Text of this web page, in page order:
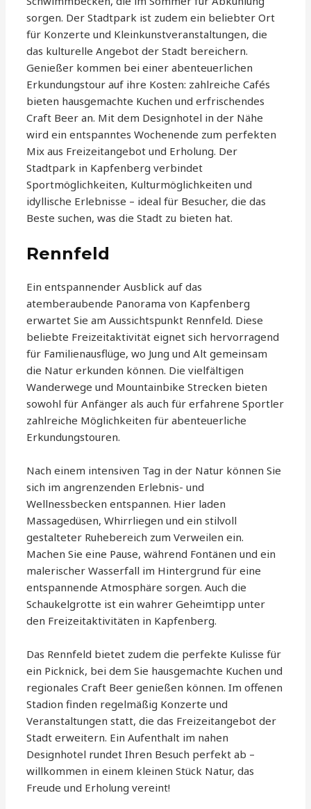
sorgen. Der Stadtpark ist zudem ein beliebter Ort
für Konzerte und Kleinkunstveranstaltungen, die
das kulturelle Angebot der Stadt bereichern.
Genießer kommen bei einer abenteuerlichen
Erkundungstour auf ihre Kosten: zahlreiche Cafés
bieten hausgemachte Kuchen und erfrischendes
Craft Beer an. Mit dem Designhotel in der Nähe
wird ein entspanntes Wochenende zum perfekten
Mix aus Freizeitangebot und Erholung. Der
Stadtpark in Kapfenberg verbindet
Sportmöglichkeiten, Kulturmöglichkeiten und
idyllische Erlebnisse – ideal für Besucher, die das
Beste suchen, was die Stadt zu bieten hat.
Rennfeld
Ein entspannender Ausblick auf das
atemberaubende Panorama von Kapfenberg
erwartet Sie am Aussichtspunkt Rennfeld. Diese
beliebte Freizeitaktivität eignet sich hervorragend
für Familienausflüge, wo Jung und Alt gemeinsam
die Natur erkunden können. Die vielfältigen
Wanderwege und Mountainbike Strecken bieten
sowohl für Anfänger als auch für erfahrene Sportler
zahlreiche Möglichkeiten für abenteuerliche
Erkundungstouren.
Nach einem intensiven Tag in der Natur können Sie
sich im angrenzenden Erlebnis- und
Wellnessbecken entspannen. Hier laden
Massagedüsen, Whirrliegen und ein stilvoll
gestalteter Ruhebereich zum Verweilen ein.
Machen Sie eine Pause, während Fontänen und ein
malerischer Wasserfall im Hintergrund für eine
entspannende Atmosphäre sorgen. Auch die
Schaukelgrotte ist ein wahrer Geheimtipp unter
den Freizeitaktivitäten in Kapfenberg.
Das Rennfeld bietet zudem die perfekte Kulisse für
ein Picknick, bei dem Sie hausgemachte Kuchen und
regionales Craft Beer genießen können. Im offenen
Stadion finden regelmäßig Konzerte und
Veranstaltungen statt, die das Freizeitangebot der
Stadt erweitern. Ein Aufenthalt im nahen
Designhotel rundet Ihren Besuch perfekt ab –
willkommen in einem kleinen Stück Natur, das
Freude und Erholung vereint!